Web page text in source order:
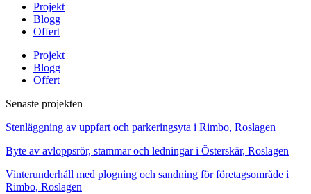
Projekt
Blogg
Offert
Projekt
Blogg
Offert
Senaste projekten
Stenläggning av uppfart och parkeringsyta i Rimbo, Roslagen
Byte av avloppsrör, stammar och ledningar i Österskär, Roslagen
Vinterunderhåll med plogning och sandning för företagsområde i
Rimbo, Roslagen